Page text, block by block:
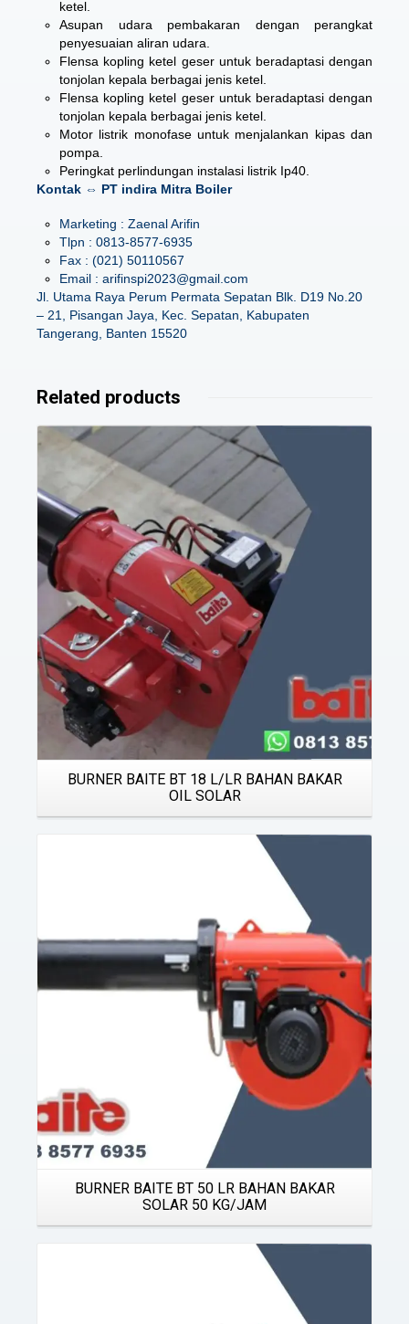
ketel.
Asupan udara pembakaran dengan perangkat
penyesuaian aliran udara.
Flensa kopling ketel geser untuk beradaptasi dengan
tonjolan kepala berbagai jenis ketel.
Flensa kopling ketel geser untuk beradaptasi dengan
tonjolan kepala berbagai jenis ketel.
Motor listrik monofase untuk menjalankan kipas dan
pompa.
Peringkat perlindungan instalasi listrik Ip40.
Kontak ⇔ PT indira Mitra Boiler
Marketing : Zaenal Arifin
Tlpn : 0813-8577-6935
Fax : (021) 50110567
Email : arifinspi2023@gmail.com
Jl. Utama Raya Perum Permata Sepatan Blk. D19 No.20
– 21, Pisangan Jaya, Kec. Sepatan, Kabupaten
Tangerang, Banten 15520
Related products
Details
BURNER BAITE BT 18 L/LR BAHAN BAKAR
OIL SOLAR
Details
BURNER BAITE BT 50 LR BAHAN BAKAR
SOLAR 50 KG/JAM